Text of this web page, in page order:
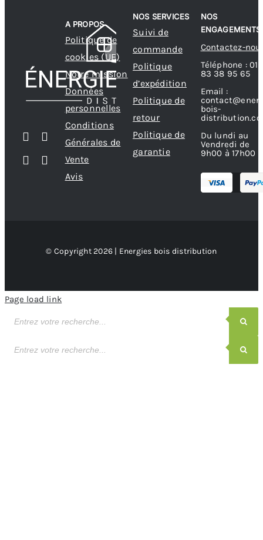
A PROPOS
Politique de
cookies (UE)
Notre mission
Données
personnelles
Conditions
Générales de
Vente
Avis
NOS SERVICES
Suivi de
commande
Politique
d’expédition
Politique de
retour
Politique de
garantie
NOS
ENGAGEMENTS
Contactez-
Téléphone : 01
83 38 95 65
Email :
bois-
Du lundi au
Vendredi de
9h00 à 17h00
© Copyright 2026 | Energies bois distribution
Page load link
de
de